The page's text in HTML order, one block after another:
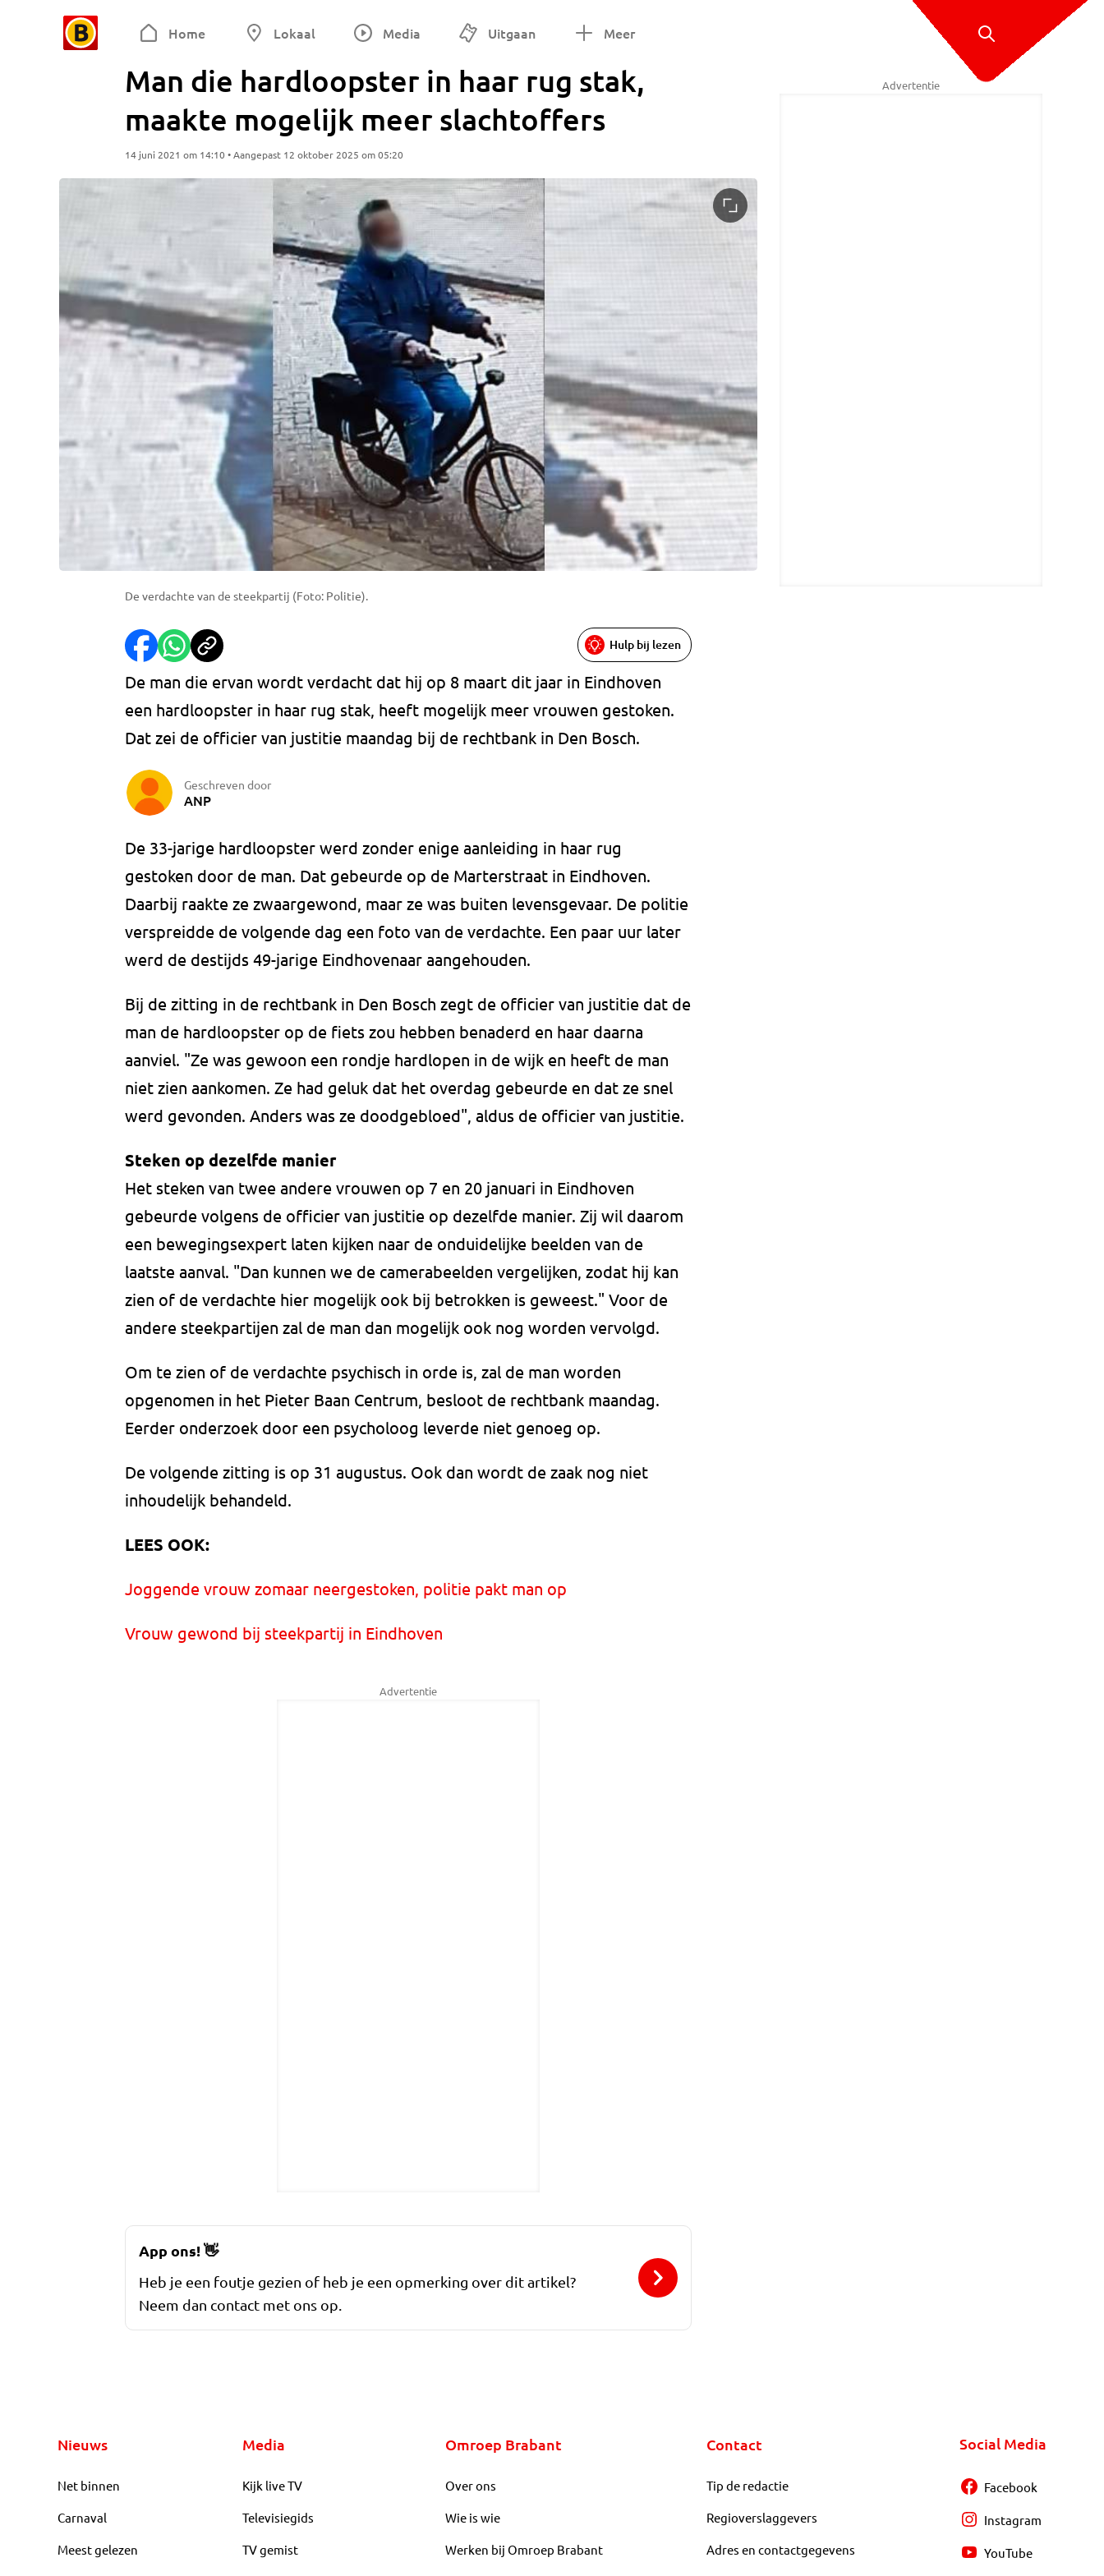
Home Lokaal Media Uitgaan Meer
Man die hardloopster in haar rug stak,
maakte mogelijk meer slachtoffers
14 juni 2021 om 14:10 • Aangepast 12 oktober 2025 om 05:20
De verdachte van de steekpartij (Foto: Politie).
Hulp bij lezen
De man die ervan wordt verdacht dat hij op 8 maart dit jaar in Eindhoven
een hardloopster in haar rug stak, heeft mogelijk meer vrouwen gestoken.
Dat zei de officier van justitie maandag bij de rechtbank in Den Bosch.
Geschreven door
ANP
De 33-jarige hardloopster werd zonder enige aanleiding in haar rug
gestoken door de man. Dat gebeurde op de Marterstraat in Eindhoven.
Daarbij raakte ze zwaargewond, maar ze was buiten levensgevaar. De politie
verspreidde de volgende dag een foto van de verdachte. Een paar uur later
werd de destijds 49-jarige Eindhovenaar aangehouden.
Bij de zitting in de rechtbank in Den Bosch zegt de officier van justitie dat de
man de hardloopster op de fiets zou hebben benaderd en haar daarna
aanviel. "Ze was gewoon een rondje hardlopen in de wijk en heeft de man
niet zien aankomen. Ze had geluk dat het overdag gebeurde en dat ze snel
werd gevonden. Anders was ze doodgebloed", aldus de officier van justitie.
Steken op dezelfde manier
Het steken van twee andere vrouwen op 7 en 20 januari in Eindhoven
gebeurde volgens de officier van justitie op dezelfde manier. Zij wil daarom
een bewegingsexpert laten kijken naar de onduidelijke beelden van de
laatste aanval. "Dan kunnen we de camerabeelden vergelijken, zodat hij kan
zien of de verdachte hier mogelijk ook bij betrokken is geweest." Voor de
andere steekpartijen zal de man dan mogelijk ook nog worden vervolgd.
Om te zien of de verdachte psychisch in orde is, zal de man worden
opgenomen in het Pieter Baan Centrum, besloot de rechtbank maandag.
Eerder onderzoek door een psycholoog leverde niet genoeg op.
De volgende zitting is op 31 augustus. Ook dan wordt de zaak nog niet
inhoudelijk behandeld.
LEES OOK:
Joggende vrouw zomaar neergestoken, politie pakt man op
Vrouw gewond bij steekpartij in Eindhoven
Advertentie
Advertentie
App ons!👋
Heb je een foutje gezien of heb je een opmerking over dit artikel?
Neem dan contact met ons op.
Nieuws
Net binnen
Carnaval
Meest gelezen
Media
Kijk live TV
Televisiegids
TV gemist
Omroep Brabant
Over ons
Wie is wie
Werken bij Omroep Brabant
Contact
Tip de redactie
Regioverslaggevers
Adres en contactgegevens
Social Media
Facebook
Instagram
YouTube